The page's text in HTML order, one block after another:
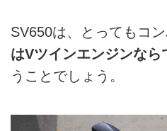
SV650は、とってもコン
はVツインエンジンなら
うことでしょう。